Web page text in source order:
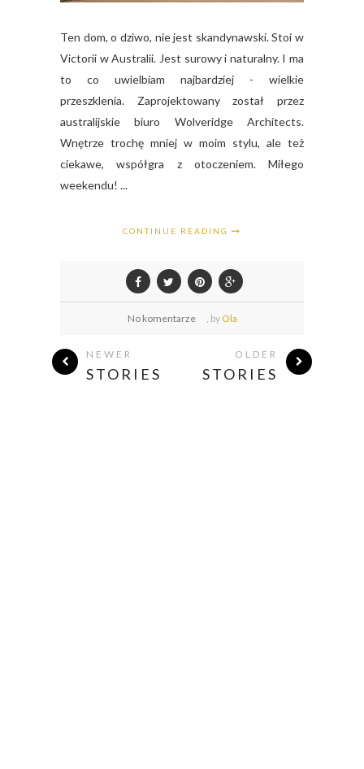
Ten dom, o dziwo, nie jest skandynawski. Stoi w
Victorii w Australii. Jest surowy i naturalny. I ma
to co uwielbiam najbardziej - wielkie
przeszklenia. Zaprojektowany został przez
australijskie biuro Wolveridge Architects.
Wnętrze trochę mniej w moim stylu, ale też
ciekawe, współgra z otoczeniem. Miłego
weekendu! ...
CONTINUE READING
No komentarze , by Ola
NEWER
STORIES
OLDER
STORIES